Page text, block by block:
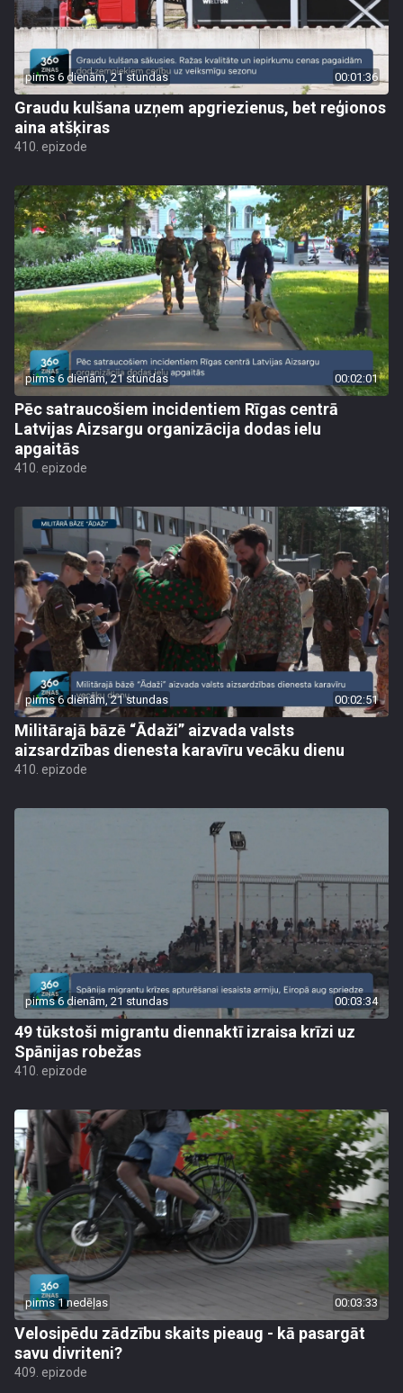
pirms 6 dienām, 21 stundas 00:01:36
Graudu kulšana uzņem apgriezienus, bet reģionos
aina atšķiras
410. epizode
pirms 6 dienām, 21 stundas 00:02:01
Pēc satraucošiem incidentiem Rīgas centrā
Latvijas Aizsargu organizācija dodas ielu
apgaitās
410. epizode
pirms 6 dienām, 21 stundas 00:02:51
Militārajā bāzē “Ādaži” aizvada valsts
aizsardzības dienesta karavīru vecāku dienu
410. epizode
pirms 6 dienām, 21 stundas 00:03:34
49 tūkstoši migrantu diennaktī izraisa krīzi uz
Spānijas robežas
410. epizode
pirms 1 nedēļas 00:03:33
Velosipēdu zādzību skaits pieaug - kā pasargāt
savu divriteni?
409. epizode